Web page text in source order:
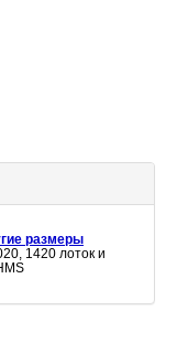
размеры
1420 лоток и